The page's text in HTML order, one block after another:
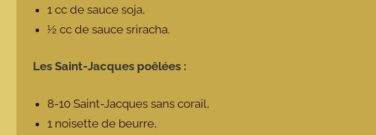
1 cc de sauce soja,
½ cc de sauce sriracha.
Les Saint-Jacques poêlées :
8-10 Saint-Jacques sans corail,
1 noisette de beurre,